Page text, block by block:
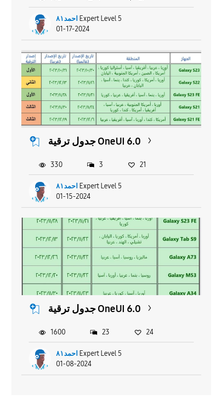
احمد٨١ Expert Level 5
01-17-2024
جدول ترقية OneUI 6.0
احمد٨١ Expert Level 5
01-15-2024
330 3 21
جدول ترقية OneUI 6.0
احمد٨١ Expert Level 5
01-08-2024
1600 23 24